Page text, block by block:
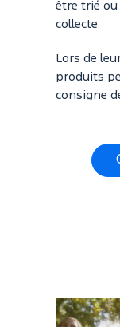
être trié
collecte.
Lors de
produits
consigne